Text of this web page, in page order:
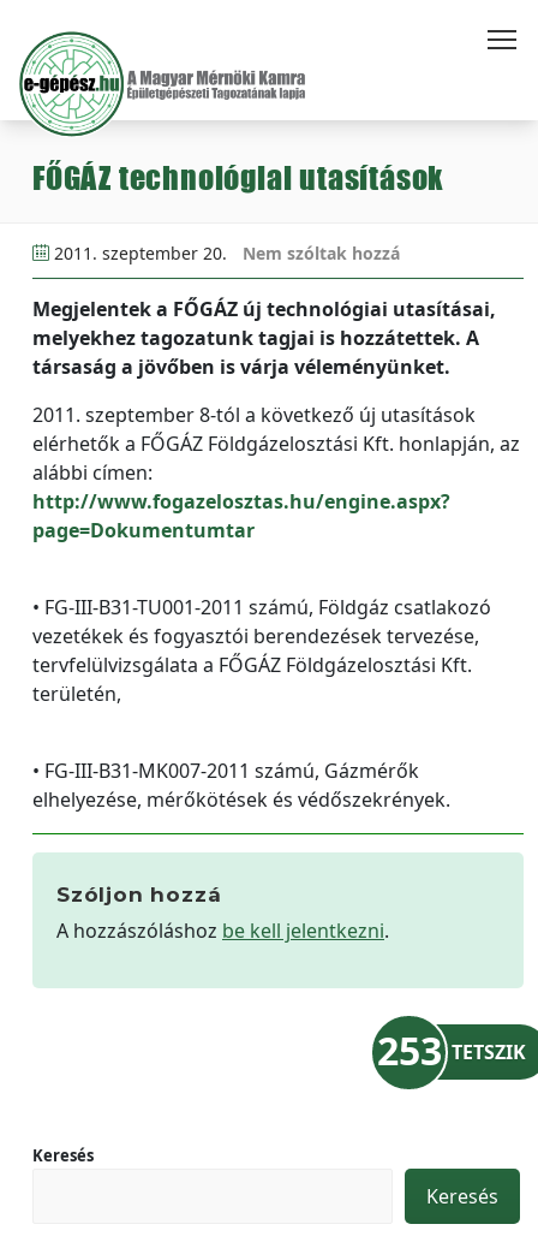
FŐGÁZ technológiai utasítások
2011. szeptember 20. Nem szóltak hozzá
Megjelentek a FŐGÁZ új technológiai utasításai,
melyekhez tagozatunk tagjai is hozzátettek. A
társaság a jövőben is várja véleményünket.
2011. szeptember 8-tól a következő új utasítások
elérhetők a FŐGÁZ Földgázelosztási Kft. honlapján, az
alábbi címen:
http://www.fogazelosztas.hu/engine.aspx?
page=Dokumentumtar
• FG-III-B31-TU001-2011 számú, Földgáz csatlakozó
vezetékek és fogyasztói berendezések tervezése,
tervfelülvizsgálata a FŐGÁZ Földgázelosztási Kft.
területén,
• FG-III-B31-MK007-2011 számú, Gázmérők
elhelyezése, mérőkötések és védőszekrények.
Szóljon hozzá
A hozzászóláshoz be kell jelentkezni.
253 TETSZIK
Keresés
Keresés